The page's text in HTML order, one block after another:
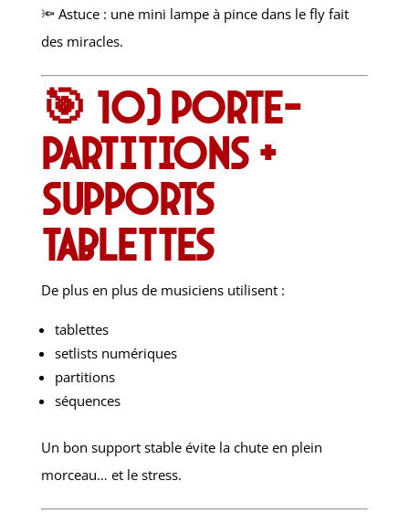
🔦 Astuce : une mini lampe à pince dans le fly fait
des miracles.
🎯 10) Porte-
partitions +
supports
tablettes
De plus en plus de musiciens utilisent :
tablettes
setlists numériques
partitions
séquences
Un bon support stable évite la chute en plein
morceau… et le stress.